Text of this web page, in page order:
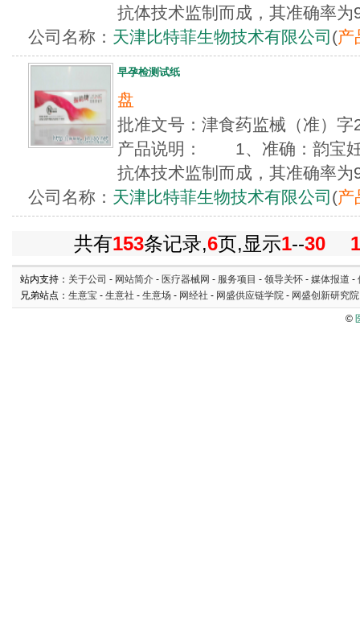
抗体技术监制而成，其准确率
公司名称： 天津比特菲生物技术有限公司 (产
早孕检测试纸
盘
批准文号：津食药监械（准
产品说明： 1、准确：韵宝妊
抗体技术监制而成，其准确率
公司名称： 天津比特菲生物技术有限公司 (产
共有153条记录,6页,显示1--30 1
站内支持： 关于公司 - 网站简介 - 医疗器械网 - 服务项目 - 领导关怀 - 媒体报道 -
兄弟站点： 生意宝 - 生意社 - 生意场 - 网经社 - 网盛供应链学院 - 网盛创新研究院
©